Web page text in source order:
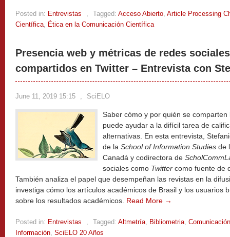
Posted in: Entrevistas , Tagged: Acceso Abierto, Article Processing
Científica, Ética en la Comunicación Científica
Presencia web y métricas de redes
compartidos en Twitter – Entrevista con
June 11, 2019 15:15 , SciELO
Saber cómo y por quién se
puede ayudar a la difícil tarea de
alternativas. En esta entrevista,
de la School of Information Studies de
Canadá y codirectora de
sociales como Twitter como fuente de
También analiza el papel que desempeñan las revistas en la
investiga cómo los artículos académicos de Brasil y los usuarios
sobre los resultados académicos. Read More →
Posted in: Entrevistas , Tagged: Altmetría, Bibliometria,
Información, SciELO 20 Años